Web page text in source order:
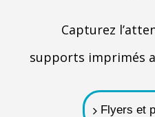
Capturez
supports imprimés
Flyers et